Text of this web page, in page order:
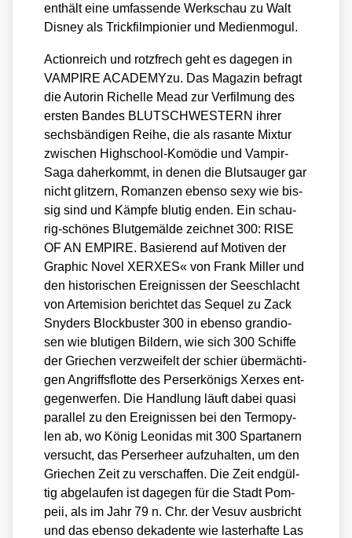
ent­hält eine umfas­sen­de Werk­schau zu Walt
Dis­ney als Trick­film­pio­nier und Medi­en­mo­gul.
Action­reich und rotz­frech geht es dage­gen in
VAMPIRE ACA­DE­MY­zu. Das Maga­zin befragt
die Autorin Richel­le Mead zur Ver­fil­mung des
ers­ten Ban­des BLUTSCHWESTERN ihrer
sechs­bän­di­gen Rei­he, die als rasan­te Mix­tur
zwi­schen High­school-Komö­die und Vam­pir-
Saga daher­kommt, in denen die Blut­sauger gar
nicht glit­zern, Roman­zen eben­so sexy wie bis­
sig sind und Kämp­fe blu­tig enden. Ein schau­
rig-schö­nes Blut­ge­mäl­de zeich­net 300: RISE
OF AN EMPIRE. Basie­rend auf Moti­ven der
Gra­phic Novel XERXES« von Frank Mil­ler und
den his­to­ri­schen Ereig­nis­sen der See­schlacht
von Arte­mi­si­on berich­tet das Sequel zu Zack
Sny­ders Block­bus­ter 300 in eben­so gran­dio­
sen wie blu­ti­gen Bil­dern, wie sich 300 Schif­fe
der Grie­chen ver­zwei­felt der schier über­mäch­ti­
gen Angriffs­flot­te des Per­ser­kö­nigs Xer­xes ent­
ge­gen­wer­fen. Die Hand­lung läuft dabei qua­si
par­al­lel zu den Ereig­nis­sen bei den Ter­mo­py­
len ab, wo König Leo­ni­das mit 300 Spar­ta­nern
ver­sucht, das Pers­er­heer auf­zu­hal­ten, um den
Grie­chen Zeit zu ver­schaf­fen. Die Zeit end­gül­
tig abge­lau­fen ist dage­gen für die Stadt Pom­
peii, als im Jahr 79 n. Chr. der Vesuv aus­bricht
und das eben­so deka­den­te wie las­ter­haf­te Las